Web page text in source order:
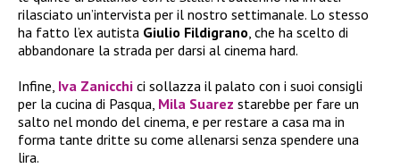
rilasciato un’intervista per il nostro settimanale. Lo stesso
ha fatto l’ex autista Giulio Fildigrano, che ha scelto di
abbandonare la strada per darsi al cinema hard.
Infine, Iva Zanicchi ci sollazza il palato con i suoi consigli
per la cucina di Pasqua, Mila Suarez starebbe per fare un
salto nel mondo del cinema, e per restare a casa ma in
forma tante dritte su come allenarsi senza spendere una
lira.